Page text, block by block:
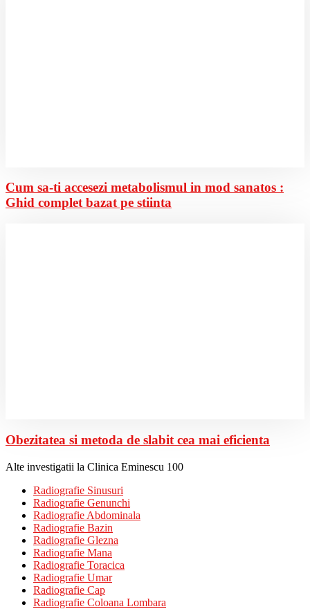
Cum sa-ti accesezi metabolismul in mod sanatos :
Ghid complet bazat pe stiinta
Obezitatea si metoda de slabit cea mai eficienta
Alte investigatii la Clinica Eminescu 100
Radiografie Sinusuri
Radiografie Genunchi
Radiografie Abdominala
Radiografie Bazin
Radiografie Glezna
Radiografie Mana
Radiografie Toracica
Radiografie Umar
Radiografie Cap
Radiografie Coloana Lombara